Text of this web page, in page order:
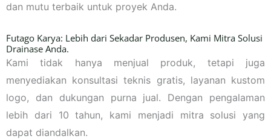
dan mutu terbaik untuk proyek Anda.
Futago Karya: Lebih dari Sekadar Produsen, Kami Mitra Solusi
Drainase Anda.
Kami tidak hanya menjual produk, tetapi juga
menyediakan konsultasi teknis gratis, layanan kustom
logo, dan dukungan purna jual. Dengan pengalaman
lebih dari 10 tahun, kami menjadi mitra solusi yang
dapat diandalkan.